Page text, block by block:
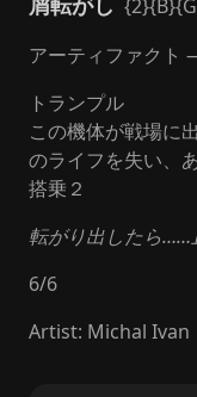
アーティファクト
トランプル
この機体が戦場に
のライフを失い、
搭乗２
転がり出したら……
6/6
Artist: Michal Ivan